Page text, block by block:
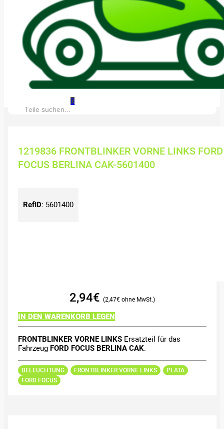
0
Suche:
1219836 FRONTBLINKER VORNE LINKS FORD
FOCUS BERLINA CAK-5601400
RefID: 5601400
2,94€ 2,47€
IN DEN WARENKORB LEGEN
FRONTBLINKER VORNE LINKSErsatzteil für das
Fahrzeug FORD FOCUS BERLINA CAK.
BELEUCHTUNG FRONTBLINKER VORNE LINKS
PLATA
FORD FOCUS